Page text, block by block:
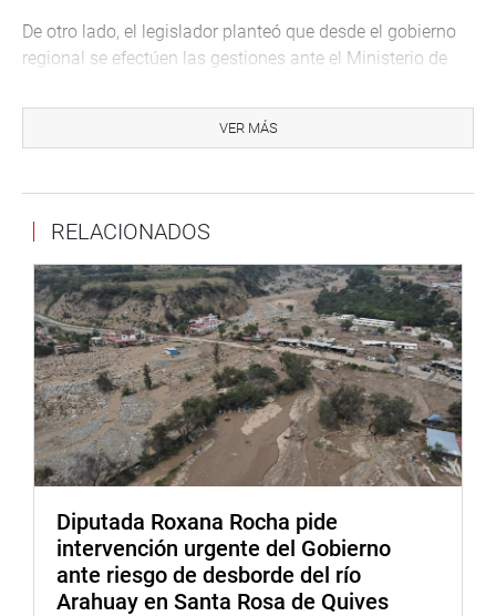
De otro lado, el legislador planteó que desde el gobierno
regional se efectúen las gestiones ante el Ministerio de
Nueva Ciudad de Olmos, pues los recursos conseguidos
con esa subasta serán destinados a financiar proyectos
Muro, solicitó al gobernador regional (e), el
cofinanciamiento de un proyecto de seguridad ciudadana
y el financiamiento de proyectos de electrificación, así
como a continuación con la obra de construcción de
pistas y veredas en el sector Santa Valentina.
DESPACHO CONGRESAL
Lima 29 de abril de 2021
VER MÁS
RELACIONADOS
Diputada Roxana Rocha pide
intervención urgente del Gobierno
ante riesgo de desborde del río
Arahuay en Santa Rosa de Quives